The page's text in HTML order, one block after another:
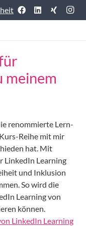
meinem
renommierte Lern-
Reihe mit mir
hat. Mit
LinkedIn Learning
und Inklusion
So wird die
Learning von
können.
LinkedIn Learning